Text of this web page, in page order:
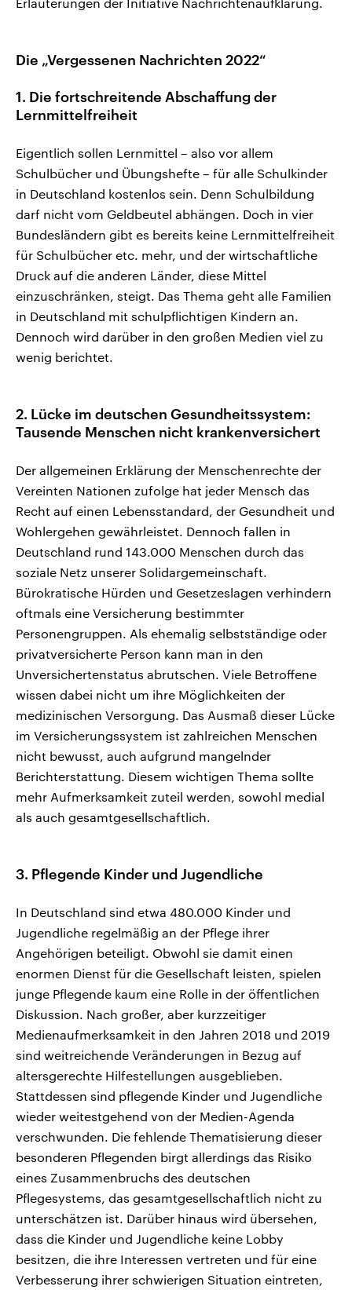
Erläuterungen der Initiative Nachrichtenaufklärung.
Die „Vergessenen Nachrichten 2022“
1. Die fortschreitende Abschaffung der
Lernmittelfreiheit
Eigentlich sollen Lernmittel – also vor allem
Schulbücher und Übungshefte – für alle Schulkinder
in Deutschland kostenlos sein. Denn Schulbildung
darf nicht vom Geldbeutel abhängen. Doch in vier
Bundesländern gibt es bereits keine Lernmittelfreiheit
für Schulbücher etc. mehr, und der wirtschaftliche
Druck auf die anderen Länder, diese Mittel
einzuschränken, steigt. Das Thema geht alle Familien
in Deutschland mit schulpflichtigen Kindern an.
Dennoch wird darüber in den großen Medien viel zu
wenig berichtet.
2. Lücke im deutschen Gesundheitssystem:
Tausende Menschen nicht krankenversichert
Der allgemeinen Erklärung der Menschenrechte der
Vereinten Nationen zufolge hat jeder Mensch das
Recht auf einen Lebensstandard, der Gesundheit und
Wohlergehen gewährleistet. Dennoch fallen in
Deutschland rund 143.000 Menschen durch das
soziale Netz unserer Solidargemeinschaft.
Bürokratische Hürden und Gesetzeslagen verhindern
oftmals eine Versicherung bestimmter
Personengruppen. Als ehemalig selbstständige oder
privatversicherte Person kann man in den
Unversichertenstatus abrutschen. Viele Betroffene
wissen dabei nicht um ihre Möglichkeiten der
medizinischen Versorgung. Das Ausmaß dieser Lücke
im Versicherungssystem ist zahlreichen Menschen
nicht bewusst, auch aufgrund mangelnder
Berichterstattung. Diesem wichtigen Thema sollte
mehr Aufmerksamkeit zuteil werden, sowohl medial
als auch gesamtgesellschaftlich.
3. Pflegende Kinder und Jugendliche
In Deutschland sind etwa 480.000 Kinder und
Jugendliche regelmäßig an der Pflege ihrer
Angehörigen beteiligt. Obwohl sie damit einen
enormen Dienst für die Gesellschaft leisten, spielen
junge Pflegende kaum eine Rolle in der öffentlichen
Diskussion. Nach großer, aber kurzzeitiger
Medienaufmerksamkeit in den Jahren 2018 und 2019
sind weitreichende Veränderungen in Bezug auf
altersgerechte Hilfestellungen ausgeblieben.
Stattdessen sind pflegende Kinder und Jugendliche
wieder weitestgehend von der Medien-Agenda
verschwunden. Die fehlende Thematisierung dieser
besonderen Pflegenden birgt allerdings das Risiko
eines Zusammenbruchs des deutschen
Pflegesystems, das gesamtgesellschaftlich nicht zu
unterschätzen ist. Darüber hinaus wird übersehen,
dass die Kinder und Jugendliche keine Lobby
besitzen, die ihre Interessen vertreten und für eine
Verbesserung ihrer schwierigen Situation eintreten,